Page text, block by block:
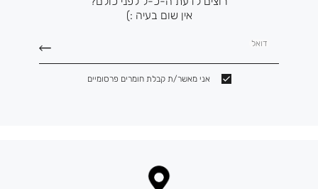
אין שום בעיה :)
דואל
אני מאשר/ת קבלת חומרים פרסומיים